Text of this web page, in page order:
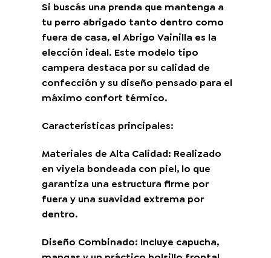
Si buscás una prenda que mantenga a
tu perro abrigado tanto dentro como
fuera de casa, el Abrigo Vainilla es la
elección ideal. Este modelo tipo
campera destaca por su calidad de
confección y su diseño pensado para el
máximo confort térmico.
Características principales:
Materiales de Alta Calidad: Realizado
en viyela bondeada con piel, lo que
garantiza una estructura firme por
fuera y una suavidad extrema por
dentro.
Diseño Combinado: Incluye capucha,